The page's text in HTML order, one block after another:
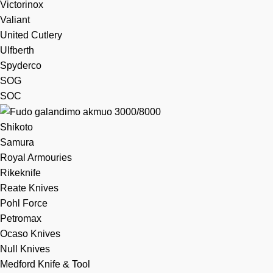
Victorinox
Valiant
United Cutlery
Ulfberth
Spyderco
SOG
SOC
Shikoto
Samura
Royal Armouries
Rikeknife
Reate Knives
Pohl Force
Petromax
Ocaso Knives
Null Knives
Medford Knife & Tool